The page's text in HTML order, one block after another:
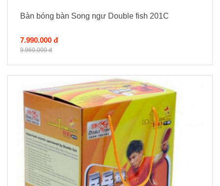
Bàn bóng bàn Song ngư Double fish 201C
7.990.000 đ
9.960.000 đ